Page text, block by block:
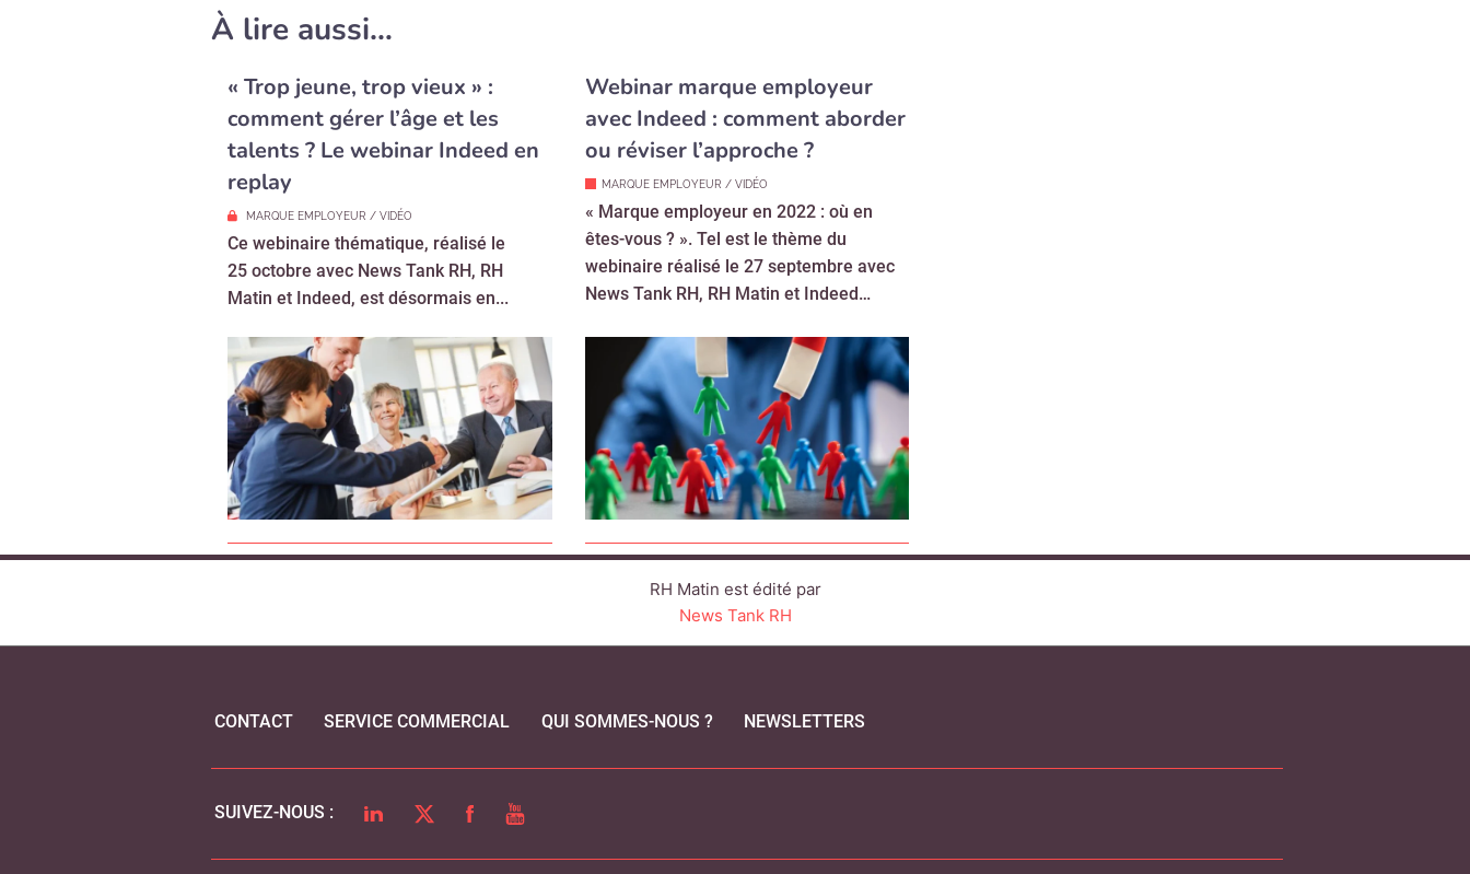
À lire aussi…
« Trop jeune, trop vieux » :
comment gérer l’âge et les
talents ? Le webinar Indeed en
replay
MARQUE EMPLOYEUR / VIDÉO
Ce webinaire thématique, réalisé le
25 octobre avec News Tank RH, RH
Matin et Indeed, est désormais en...
Webinar marque employeur
avec Indeed : comment aborder
ou réviser l’approche ?
MARQUE EMPLOYEUR / VIDÉO
« Marque employeur en 2022 : où en
êtes-vous ? ». Tel est le thème du
webinaire réalisé le 27 septembre avec
News Tank RH, RH Matin et Indeed…
RH Matin est édité par
News Tank RH
CONTACT SERVICE COMMERCIAL QUI SOMMES-NOUS ? NEWSLETTERS
SUIVEZ-NOUS : LINKEDINTWITTERFACEBOOK
YOUTUBE